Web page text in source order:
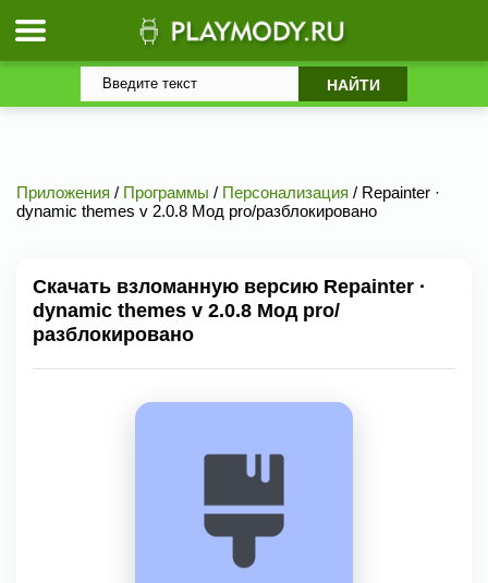
Приложения / Программы / Персонализация / Repainter ·
dynamic themes v 2.0.8 Мод pro/разблокировано
Скачать взломанную версию Repainter ·
dynamic themes v 2.0.8 Мод pro/
разблокировано